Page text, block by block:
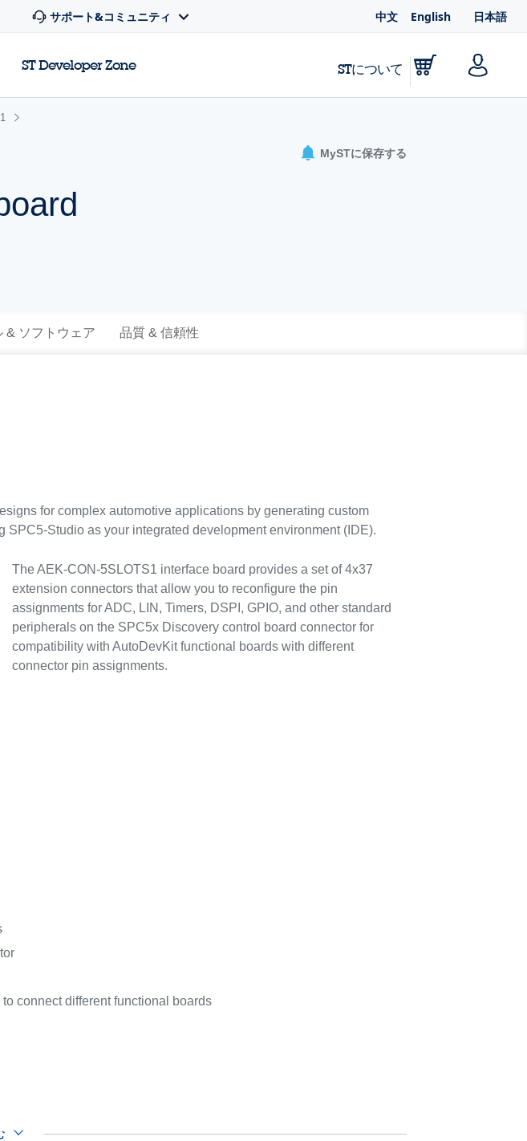
サポート&コミュニティ 中文 English 日本語
ST Developer Zone STについて
MySTに保存する
& ソフトウェア 品質 & 信頼性
for complex automotive applications by generating custom
Studio as your integrated development environment (IDE).
The AEK-CON-5SLOTS1 interface board provides a set of 4x37
extension connectors that allow you to reconfigure the pin
assignments for ADC, LIN, Timers, DSPI, GPIO, and other standard
peripherals on the SPC5x Discovery control board connector for
compatibility with AutoDevKit functional boards with different
connector pin assignments.
connect different functional boards